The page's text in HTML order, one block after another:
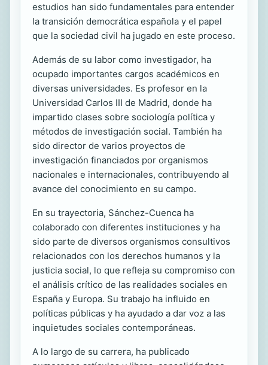
estudios han sido fundamentales para entender
la transición democrática española y el papel
que la sociedad civil ha jugado en este proceso.
Además de su labor como investigador, ha
ocupado importantes cargos académicos en
diversas universidades. Es profesor en la
Universidad Carlos III de Madrid, donde ha
impartido clases sobre sociología política y
métodos de investigación social. También ha
sido director de varios proyectos de
investigación financiados por organismos
nacionales e internacionales, contribuyendo al
avance del conocimiento en su campo.
En su trayectoria, Sánchez-Cuenca ha
colaborado con diferentes instituciones y ha
sido parte de diversos organismos consultivos
relacionados con los derechos humanos y la
justicia social, lo que refleja su compromiso con
el análisis crítico de las realidades sociales en
España y Europa. Su trabajo ha influido en
políticas públicas y ha ayudado a dar voz a las
inquietudes sociales contemporáneas.
A lo largo de su carrera, ha publicado